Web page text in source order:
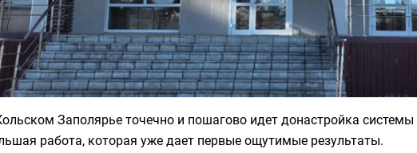
Заполярье точечно и пошагово идет донастройка
работа, которая уже дает первые ощутимые результаты.